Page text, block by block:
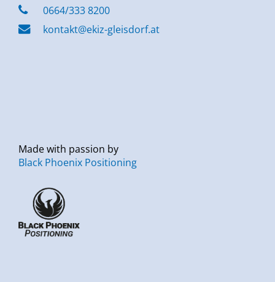
0664/333 8200
kontakt@ekiz-gleisdorf.at
Made with passion by
Black Phoenix Positioning